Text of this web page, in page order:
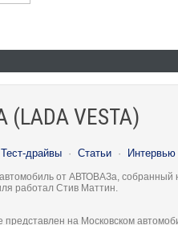
VESTA)
Тест-драйвы · Статьи · Интервью
от АВТОВАЗа, собранный
работал Стив Маттин.
представлен на Московском